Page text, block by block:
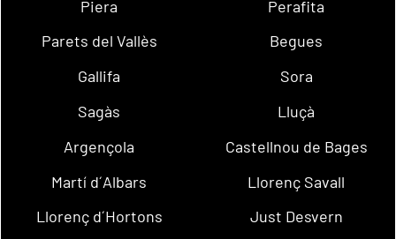
Piera
Perafita
Parets del Vallès
Begues
Gallifa
Sora
Sagàs
Lluçà
Argençola
Castellnou de Bages
Martí d´Albars
Llorenç Savall
Llorenç d´Hortons
Just Desvern